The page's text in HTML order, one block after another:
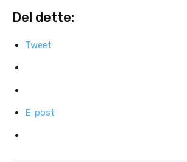
Del dette:
Tweet
E-post